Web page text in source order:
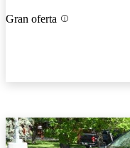
Gran oferta